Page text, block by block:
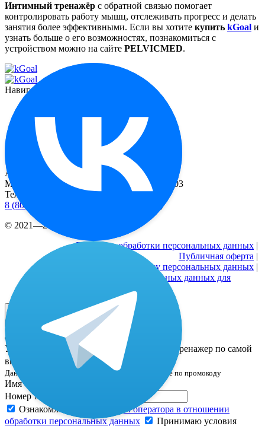
Интимный тренажёр с обратной связью помогает
контролировать работу мышц, отслеживать прогресс и делать
занятия более эффективными. Если вы хотите купить kGoal и
узнать больше о его возможностях, познакомиться с
устройством можно на сайте PELVICMED.
Навигация
О миостимуляторе
Отзывы
Контакты
Реквизиты
Адрес
Москва, 2-й Рощинский пр-д, д. 8, офис 603
Телефоны
8 (800) 333 24-77
(бесплатные звонки по РФ)
© 2021—2026 |
Политика обработки персональных данных |
Публичная оферта |
Согласие на обработку персональных данных |
Согласие на обработку персональных данных для
Дополнительная скидка только 24 часа! ⌛️
Успейте оставить заявку и забронировать тренажер по самой
выгодной цене — 18 518 ₽
Данная цена уже включает все скидки, в том числе по промокоду
Имя*
Номер телефона*
Ознакомлен(а) с
политикой оператора в отношении
обработки персональных данных
Принимаю условия